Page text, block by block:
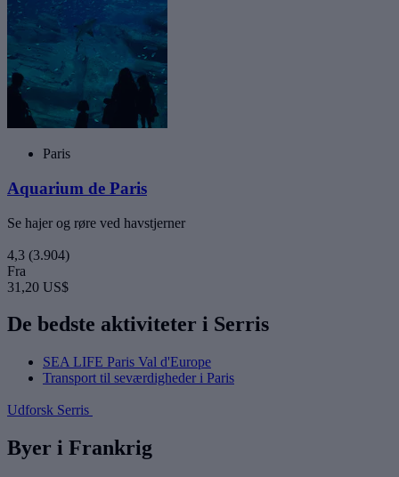
Paris
Aquarium de Paris
Se hajer og røre ved havstjerner
4,3 (3.904)
Fra
31,20 US$
De bedste aktiviteter i Serris
SEA LIFE Paris Val d'Europe
Transport til seværdigheder i Paris
Udforsk Serris
Byer i Frankrig